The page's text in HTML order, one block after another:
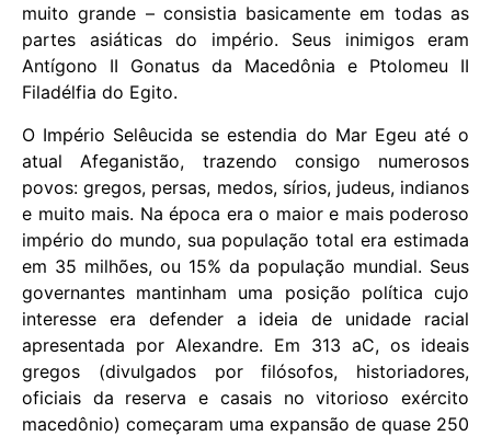
muito grande – consistia basicamente em todas as
partes asiáticas do império. Seus inimigos eram
Antígono II Gonatus da Macedônia e Ptolomeu II
Filadélfia do Egito.
O Império Selêucida se estendia do Mar Egeu até o
atual Afeganistão, trazendo consigo numerosos
povos: gregos, persas, medos, sírios, judeus, indianos
e muito mais. Na época era o maior e mais poderoso
império do mundo, sua população total era estimada
em 35 milhões, ou 15% da população mundial. Seus
governantes mantinham uma posição política cujo
interesse era defender a ideia de unidade racial
apresentada por Alexandre. Em 313 aC, os ideais
gregos (divulgados por filósofos, historiadores,
oficiais da reserva e casais no vitorioso exército
macedônio) começaram uma expansão de quase 250